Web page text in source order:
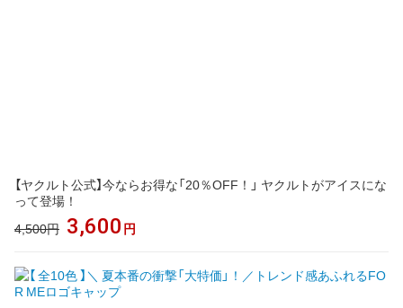
【ヤクルト公式】今ならお得な「20％OFF！」 ヤクルトがアイスにな
って登場！
4,500円 3,600 円